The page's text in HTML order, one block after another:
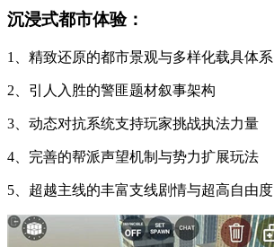
沉浸式都市体验：
1、精致还原的都市景观与多样化载具体系
2、引人入胜的警匪题材叙事架构
3、动态对抗系统支持玩家挑战执法力量
4、完善的帮派声望机制与势力扩展玩法
5、超越主线的丰富支线剧情与超高自由度